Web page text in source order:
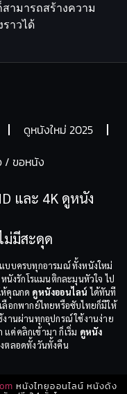
ามารถสร้างความ
าวได้
ดูหนังใหม่ 2025
/ ขอหนัง
และ 4K ดูหนัง
ม่มีสะดุด
บบครบทุกอารมณ์ ทั้งหนังใหม่
งรักโรแมนติกละมุนหัวใจ ไป
ห้คุณกด ดูหนังออนไลน์ ได้ทันที
ลือกพากย์ไทยหรือซับไทยก็มีให้
านผ่านทุกอุปกรณ์ ใช้งานง่าย
ค่คลิกเข้ามา ก็เริ่ม ดูหนัง
ตลอดทั้งวันทั้งคืน
หนังไทยออนไลน์ หนังดัง